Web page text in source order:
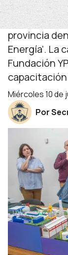
Se trata de
a
provincia
Energía’. La
Fundación
miércoles 10
Por